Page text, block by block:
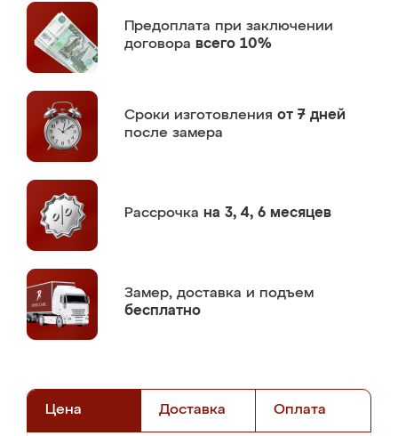
Предоплата при заключении
договора всего 10%
Сроки изготовления от 7 дней
после замера
Рассрочка на 3, 4, 6 месяцев
Замер, доставка и подъем
бесплатно
Цена Доставка Оплата